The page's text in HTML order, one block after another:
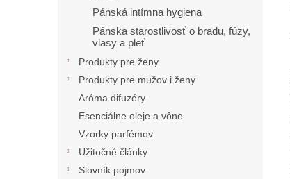
Pánská intímna hygiena
Pánska starostlivosť o bradu, fúzy,
vlasy a pleť
Produkty pre ženy
Produkty pre mužov i ženy
Aróma difuzéry
Esenciálne oleje a vône
Vzorky parfémov
Užitočné články
Slovník pojmov